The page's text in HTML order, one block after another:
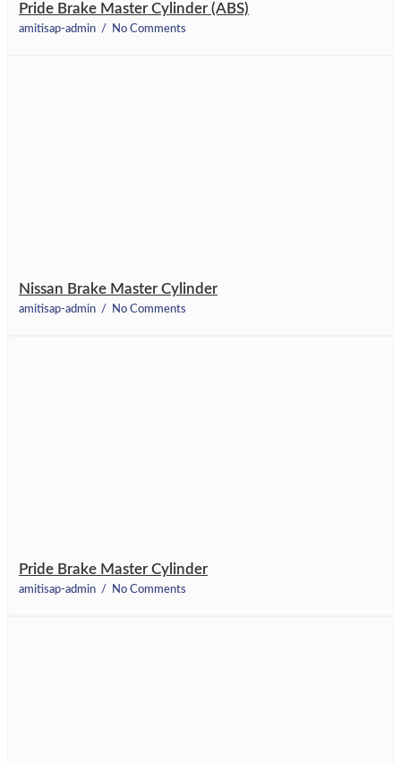
Pride Brake Master Cylinder (ABS)
amitisap-admin No Comments
Nissan Brake Master Cylinder
amitisap-admin No Comments
Pride Brake Master Cylinder
amitisap-admin No Comments